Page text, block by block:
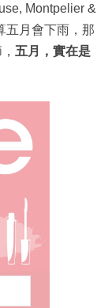
Montpelier &
五月會下雨，那
五月，實在是